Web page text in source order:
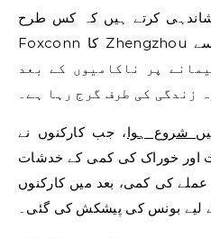
کرتے ہیں کہ کس طرح
Foxconn کا Zhengzhou کیمپس، جسے \”iPhone شہر\”
پر ناکامیوں کے بعد
زندگی کی طرف گرج رہا ہے۔
شروع ہوا، جب کارکنوں نے
اور خوراک کی کمی کے خدشات
کی کمی، بعد میں کارکنوں
لیے بونس کی پیشکش کی گئی۔